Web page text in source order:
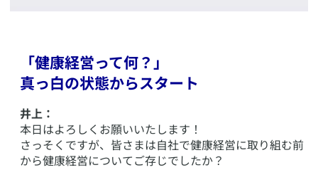
「健康経営って何？」
真っ白の状態からスタート
井上：
本日はよろしくお願いいたします！
さっそくですが、皆さまは自社で健康経営に取り組む前
から健康経営についてご存じでしたか？